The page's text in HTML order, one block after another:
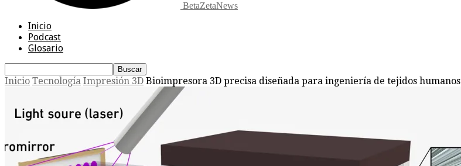
BetaZetaNews
Inicio
Podcast
Glosario
Inicio Tecnología Impresión 3D Bioimpresora 3D precisa diseñada para ingeniería de tejidos humanos